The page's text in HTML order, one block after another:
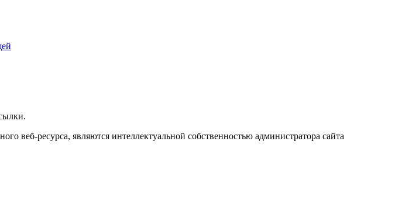
веб-ресурса, являются интеллектуальной собственностью администратора сайта